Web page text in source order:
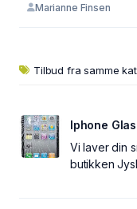
Marianne Finsen
Tilbud fra samme
Iphone
Vi laver din
butikken